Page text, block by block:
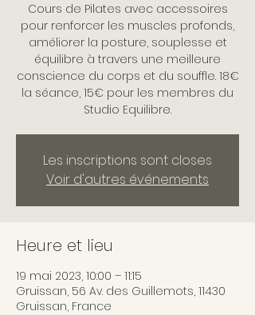
Cours de Pilates avec accessoires
pour renforcer les muscles profonds,
améliorer la posture, souplesse et
équilibre à travers une meilleure
conscience du corps et du souffle. 18€
la séance, 15€ pour les membres du
Studio Equilibre.
Les inscriptions sont closes
Voir d'autres événements
Heure et lieu
19 mai 2023, 10:00 – 11:15
Gruissan, 56 Av. des Guillemots, 11430
Gruissan, France